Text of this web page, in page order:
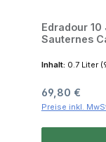
Edradour 10
Sauternes
Inhalt: 0.7 Liter
Regulärer
69,80 €
Preise inkl.